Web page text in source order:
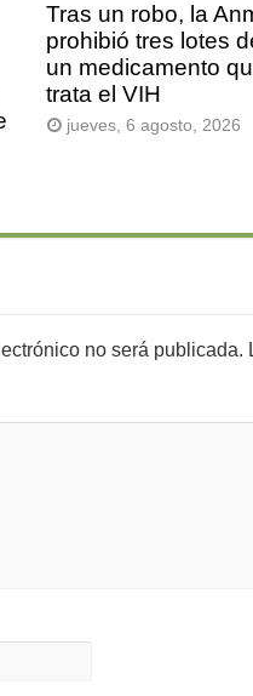
Tras un robo, la
prohibió tres lotes
un medicamento
trata el VIH
jueves, 6 agosto, 2026
no será publicada.